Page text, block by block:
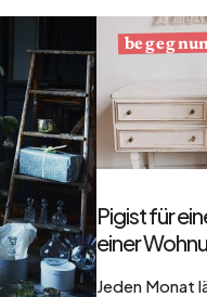
Pigist für
einer
Jeden Monat